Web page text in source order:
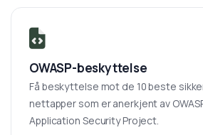
OWASP-beskyttelse
Få beskyttelse mot de 10 beste
nettapper som er anerkjent av
Application Security Project.